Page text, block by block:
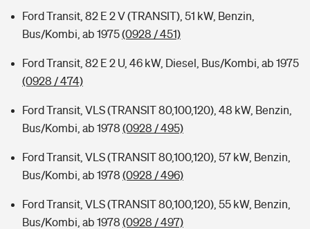
Ford Transit, 82 E 2 V (TRANSIT), 51 kW, Benzin,
Bus/Kombi, ab 1975(0928 / 451)
Ford Transit, 82 E 2 U, 46 kW, Diesel, Bus/Kombi, ab 1975
(0928 / 474)
Ford Transit, VLS (TRANSIT 80,100,120), 48 kW, Benzin,
Bus/Kombi, ab 1978 (0928 / 495)
Ford Transit, VLS (TRANSIT 80,100,120), 57 kW, Benzin,
Bus/Kombi, ab 1978 (0928 / 496)
Ford Transit, VLS (TRANSIT 80,100,120), 55 kW, Benzin,
Bus/Kombi, ab 1978 (0928 / 497)